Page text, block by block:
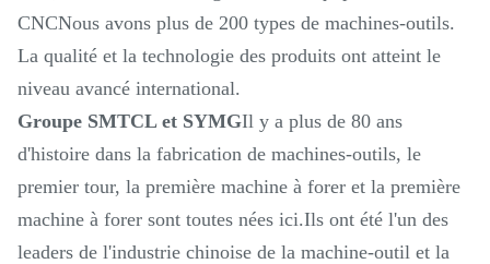
CNCNous avons plus de 200 types de machines-outils.
La qualité et la technologie des produits ont atteint le
niveau avancé international.
Groupe SMTCL et SYMGIl y a plus de 80 ans
d'histoire dans la fabrication de machines-outils, le
premier tour, la première machine à forer et la première
machine à forer sont toutes nées ici.Ils ont été l'un des
leaders de l'industrie chinoise de la machine-outil et la